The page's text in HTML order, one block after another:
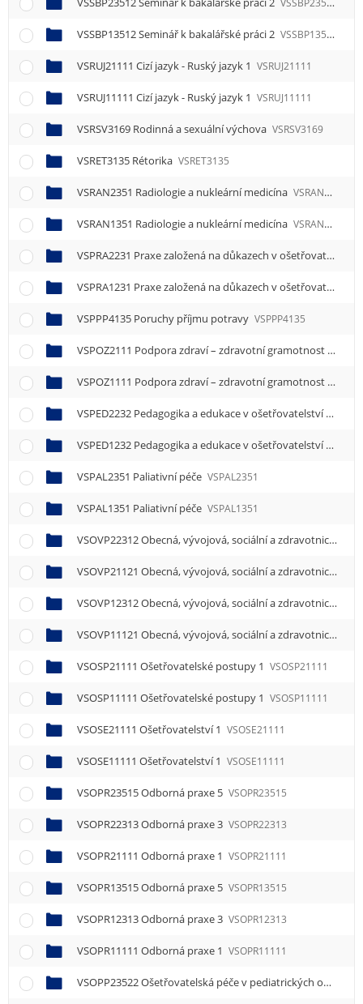
VSSBP23512
VSSBP13512 Seminář k bakalářské práci 2 VSSBP13512
VSRUJ21111 Cizí jazyk - Ruský jazyk 1 VSRUJ21111
VSRUJ11111 Cizí jazyk - Ruský jazyk 1 VSRUJ11111
VSRSV3169 Rodinná a sexuální výchova VSRSV3169
VSRET3135 Rétorika VSRET3135
VSRAN2351 Radiologie a nukleární medicína VSRAN2351
VSRAN1351 Radiologie a nukleární medicína VSRAN1351
VSPRA2231 Praxe založená na důkazech v ošetřovatelství
VSPRA1231 Praxe založená na důkazech v ošetřovatelství
VSPPP4135 Poruchy příjmu potravy VSPPP4135
VSPOZ2111 Podpora zdraví – zdravotní gramotnost
VSPOZ1111 Podpora zdraví – zdravotní gramotnost
VSPED2232 Pedagogika a edukace v ošetřovatelství
VSPED1232 Pedagogika a edukace v ošetřovatelství
VSPAL2351 Paliativní péče VSPAL2351
VSPAL1351 Paliativní péče VSPAL1351
VSOVP22312 Obecná, vývojová, sociální a zdravotnická psychologie 2
VSOVP21121 Obecná, vývojová, sociální a zdravotnická psychologie 1
VSOVP12312 Obecná, vývojová, sociální a zdravotnická psychologie 2
VSOVP11121 Obecná, vývojová, sociální a zdravotnická psychologie 1
VSOSP21111 Ošetřovatelské postupy 1 VSOSP21111
VSOSP11111 Ošetřovatelské postupy 1 VSOSP11111
VSOSE21111 Ošetřovatelství 1 VSOSE21111
VSOSE11111 Ošetřovatelství 1 VSOSE11111
VSOPR23515 Odborná praxe 5 VSOPR23515
VSOPR22313 Odborná praxe 3 VSOPR22313
VSOPR21111 Odborná praxe 1 VSOPR21111
VSOPR13515 Odborná praxe 5 VSOPR13515
VSOPR12313 Odborná praxe 3 VSOPR12313
VSOPR11111 Odborná praxe 1 VSOPR11111
VSOPP23522 Ošetřovatelská péče v pediatrických oborech 2